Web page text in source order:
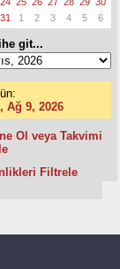
31 1 2 3 4 5 6
git...
Ağ 9, 2026
Ol veya Takvimi
Filtrele